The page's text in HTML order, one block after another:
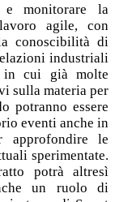
monitorare la
agile, con
conoscibilità di
industriali
in cui già molte
sulla materia per
potranno essere
eventi anche in
approfondire le
sperimentate.
potrà altresì
un ruolo di